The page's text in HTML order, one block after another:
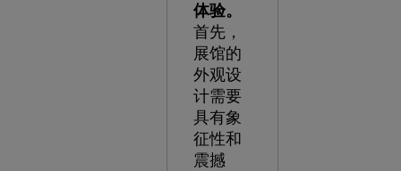
体验。
首先，
展馆的
外观设
计需要
具有象
征性和
震撼